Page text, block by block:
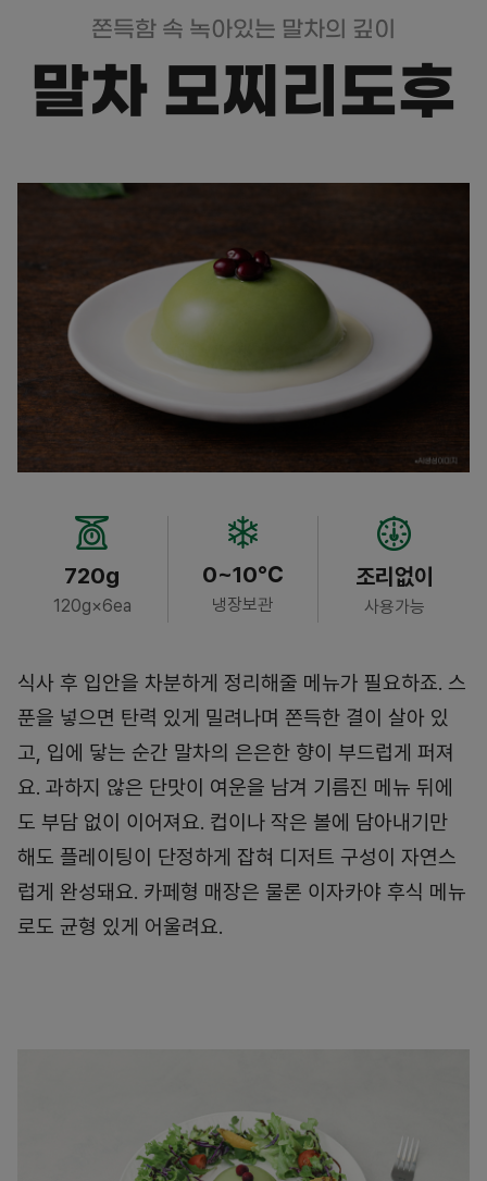
쫀득함 속 녹아있는 말차의 깊이
말차 모찌리도후
720g
120g×6ea
0~10℃
냉장보관
조리없이
사용가능
식사 후 입안을 차분하게 정리해줄 메뉴가 필요하죠. 스
푼을 넣으면 탄력 있게 밀려나며 쫀득한 결이 살아 있
고, 입에 닿는 순간 말차의 은은한 향이 부드럽게 퍼져
요. 과하지 않은 단맛이 여운을 남겨 기름진 메뉴 뒤에
도 부담 없이 이어져요. 컵이나 작은 볼에 담아내기만
해도 플레이팅이 단정하게 잡혀 디저트 구성이 자연스
럽게 완성돼요. 카페형 매장은 물론 이자카야 후식 메뉴
로도 균형 있게 어울려요.